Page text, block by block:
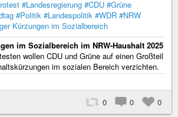
#Landesregierung #CDU #Grüne
#Politik #Landespolitik #WDR #NRW
Kürzungen im Sozialbereich
im Sozialbereich im NRW-Haushalt 2025
wollen CDU und Grüne auf einen Großteil
im sozialen Bereich verzichten.
0 0 0